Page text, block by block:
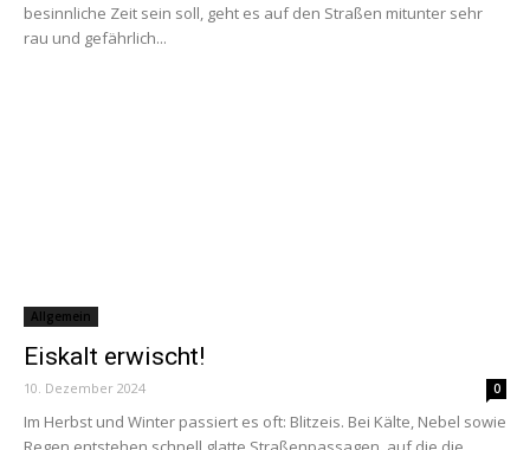
besinnliche Zeit sein soll, geht es auf den Straßen mitunter sehr
rau und gefährlich...
Allgemein
Eiskalt erwischt!
10. Dezember 2024 0
Im Herbst und Winter passiert es oft: Blitzeis. Bei Kälte, Nebel sowie